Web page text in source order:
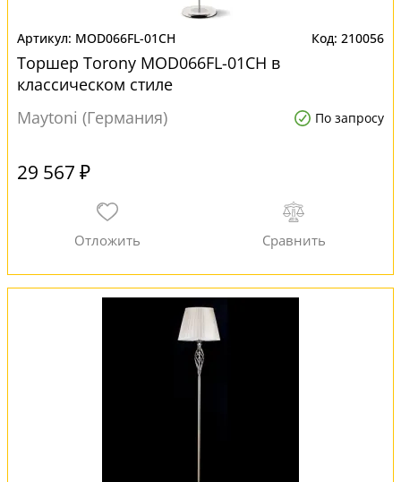
MOD066FL-01CH 210056
Торшер Torony MOD066FL-01CH в
классическом стиле
Maytoni (Германия)
По запросу
29 567 ₽